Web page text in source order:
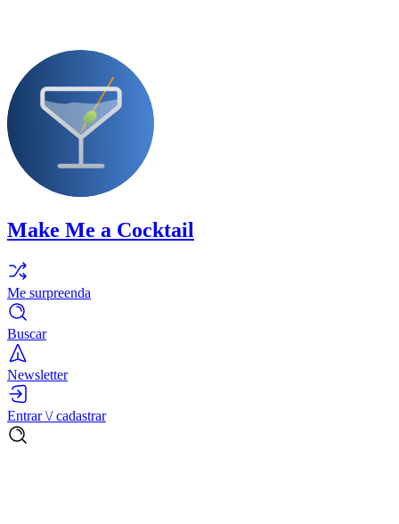
Make Me a Cocktail
Me surpreenda
Buscar
Newsletter
Entrar \/ cadastrar